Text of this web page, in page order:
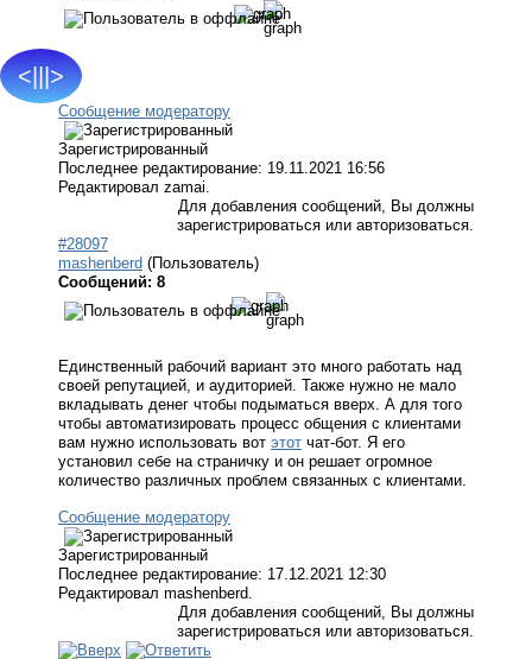
<|||>7...
Сообщение модератору
Зарегистрированный
Последнее редактирование: 19.11.2021 16:56
Редактировал zamai.
Для добавления сообщений, Вы должны
зарегистрироваться или авторизоваться.
#28097
mashenberd (Пользователь)
Сообщений: 8
Единственный рабочий вариант это много работать над
своей репутацией, и аудиторией. Также нужно не мало
вкладывать денег чтобы подыматься вверх. А для того
чтобы автоматизировать процесс общения с клиентами
вам нужно использовать вот этот чат-бот. Я его
установил себе на страничку и он решает огромное
количество различных проблем связанных с клиентами.
Сообщение модератору
Зарегистрированный
Последнее редактирование: 17.12.2021 12:30
Редактировал mashenberd.
Для добавления сообщений, Вы должны
зарегистрироваться или авторизоваться.